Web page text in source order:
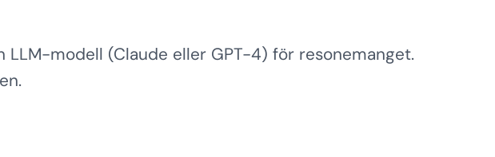
modell (Claude eller GPT-4) för resonemanget.